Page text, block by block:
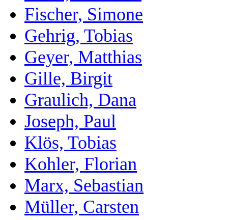
Fischer, Simone
Gehrig, Tobias
Geyer, Matthias
Gille, Birgit
Graulich, Dana
Joseph, Paul
Klös, Tobias
Kohler, Florian
Marx, Sebastian
Müller, Carsten